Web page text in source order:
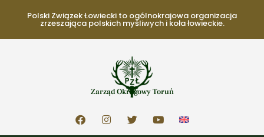
Polski Związek Łowiecki to ogólnokrajowa organizacja
zrzeszająca polskich myśliwych i koła łowieckie.
Zarząd Okręgowy Toruń